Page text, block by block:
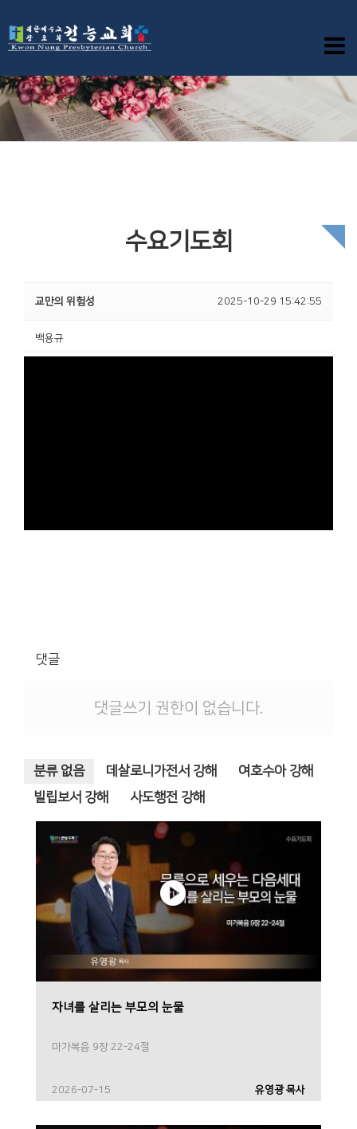
수요기도회
교만의 위험성 2025-10-29 15:42:55
백용규
댓글
댓글쓰기 권한이 없습니다.
분류 없음 데살로니가전서 강해
여호수아 강해
빌립보서 강해
사도행전 강해
자녀를 살리는 부모의 눈물
마가복음 9장 22-24절
2026-07-15 유영광 목사